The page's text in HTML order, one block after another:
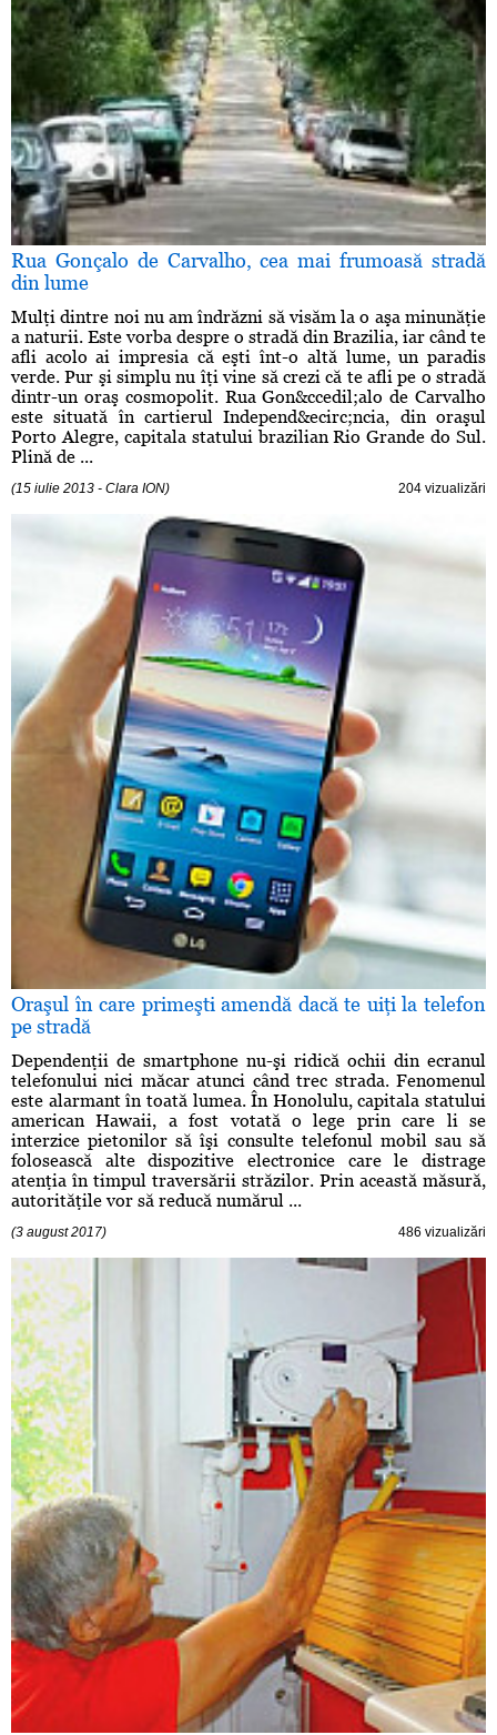
Rua Gonçalo de Carvalho, cea mai frumoasă stradă
din lume
Mulţi dintre noi nu am îndrăzni să visăm la o aşa minunăţie
a naturii. Este vorba despre o stradă din Brazilia, iar când te
afli acolo ai impresia că eşti înt-o altă lume, un paradis
verde. Pur şi simplu nu îţi vine să crezi că te afli pe o stradă
dintr-un oraş cosmopolit. Rua Gon&ccedil;alo de Carvalho
este situată în cartierul Independ&ecirc;ncia, din oraşul
Porto Alegre, capitala statului brazilian Rio Grande do Sul.
Plină de ...
(15 iulie 2013 - Clara ION) 204 vizualizări
Oraşul în care primeşti amendă dacă te uiţi la telefon
pe stradă
Dependenţii de smartphone nu-şi ridică ochii din ecranul
telefonului nici măcar atunci când trec strada. Fenomenul
este alarmant în toată lumea. În Honolulu, capitala statului
american Hawaii, a fost votată o lege prin care li se
interzice pietonilor să îşi consulte telefonul mobil sau să
folosească alte dispozitive electronice care le distrage
atenţia în timpul traversării străzilor. Prin această măsură,
autorităţile vor să reducă numărul ...
(3 august 2017) 486 vizualizări